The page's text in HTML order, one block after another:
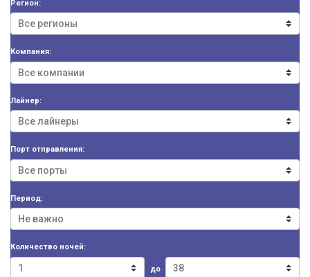
Регион:
Компания:
Лайнер:
Порт отправления:
Период:
Количество ночей:
до